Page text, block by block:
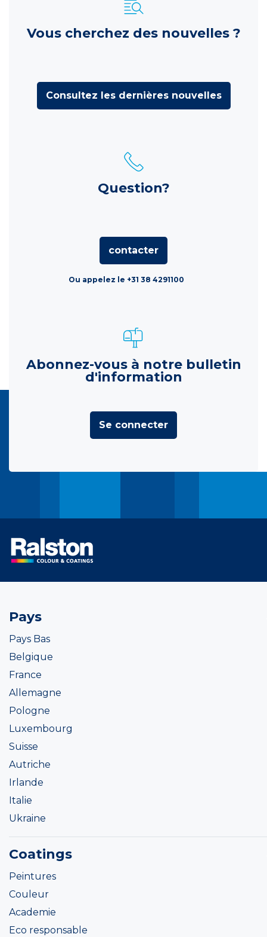
Vous cherchez des nouvelles ?
Consultez les dernières nouvelles
Question?
contacter
Ou appelez le +31 38 4291100
Abonnez-vous à notre bulletin
d'information
Se connecter
Pays
Pays Bas
Belgique
France
Allemagne
Pologne
Luxembourg
Suisse
Autriche
Irlande
Italie
Ukraine
Coatings
Peintures
Couleur
Academie
Eco responsable